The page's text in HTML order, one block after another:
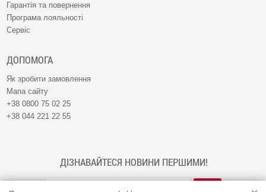
Гарантія та повернення
Програма лояльності
Сервіс
ДОПОМОГА
Як зробити замовлення
Мапа сайту
+38 0800 75 02 25
+38 044 221 22 55
ДІЗНАВАЙТЕСЯ НОВИНИ ПЕРШИМИ!